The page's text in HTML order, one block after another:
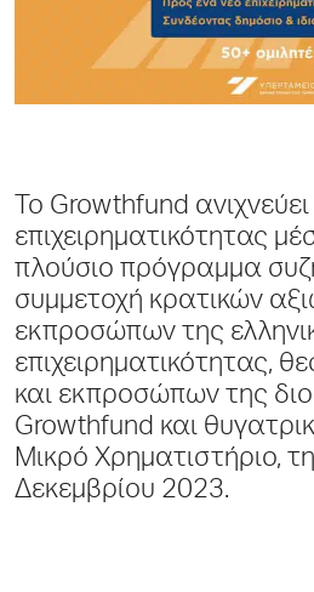
Το Growthfund
επιχειρηματικότητας
πλούσιο πρόγραμμα
συμμετοχή κρατικών
εκπροσώπων της
επιχειρηματικότητας,
και εκπροσώπων της
Growthfund και
Μικρό Χρηματιστήριο,
Δεκεμβρίου 2023.